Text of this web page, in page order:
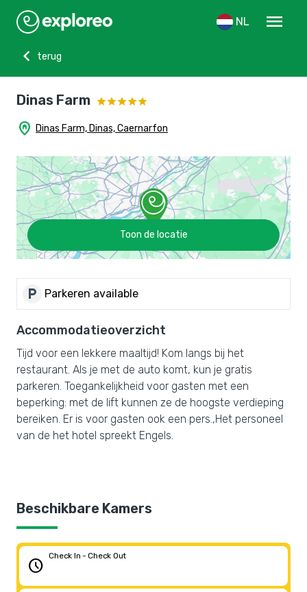
NL
menu
chevron_left
terug
Dinas Farm
home_pin Dinas Farm, Dinas, Caernarfon
Toon de locatie
local_parking Parkeren available
Accommodatieoverzicht
Tijd voor een lekkere maaltijd! Kom langs bij het
restaurant. Als je met de auto komt, kun je gratis
parkeren. Toegankelijkheid voor gasten met een
beperking: met de lift kunnen ze de hoogste verdieping
bereiken. Er is voor gasten ook een pers.,Het personeel
van de het hotel spreekt Engels.
Beschikbare Kamers
schedule
Check In - Check Out